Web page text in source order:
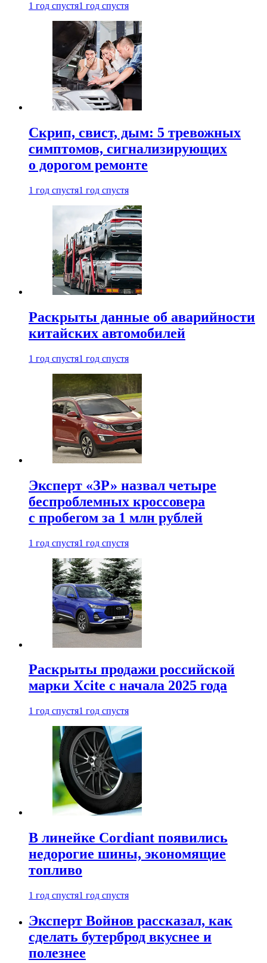
1 год спустя1 год спустя
Скрип, свист, дым: 5 тревожных
симптомов, сигнализирующих
о дорогом ремонте
1 год спустя1 год спустя
Раскрыты данные об аварийности
китайских автомобилей
1 год спустя1 год спустя
Эксперт «ЗР» назвал четыре
беспроблемных кроссовера
с пробегом за 1 млн рублей
1 год спустя1 год спустя
Раскрыты продажи российской
марки Xcite с начала 2025 года
1 год спустя1 год спустя
В линейке Cordiant появились
недорогие шины, экономящие
топливо
1 год спустя1 год спустя
Эксперт Войнов рассказал, как
сделать бутерброд вкуснее и
полезнее